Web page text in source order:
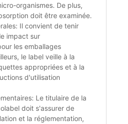
organismes. De plus,
doit être examinée.
Il convient de tenir
impact sur
les emballages
le label veille à la
appropriées et à la
d'utilisation
Le titulaire de la
doit s'assurer de
et la réglementation,